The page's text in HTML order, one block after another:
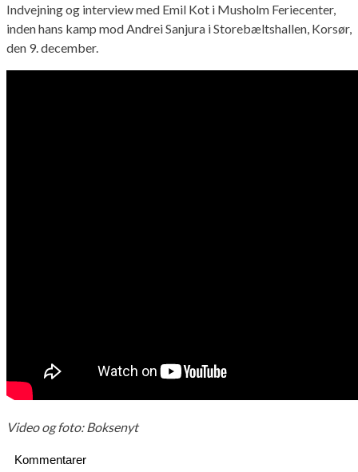
Indvejning og interview med Emil Kot i Musholm Feriecenter,
inden hans kamp mod Andrei Sanjura i Storebæltshallen, Korsør,
den 9. december.
Video og foto: Boksenyt
Kommentarer